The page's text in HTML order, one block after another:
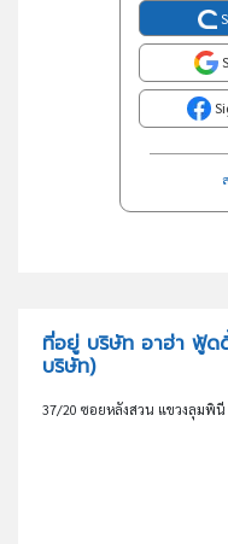
ที่อยู่ บริษัท อาฮ่า ฟู้ด
บริษัท)
37/20 ซอยหลังสวน แขวงลุมพิ